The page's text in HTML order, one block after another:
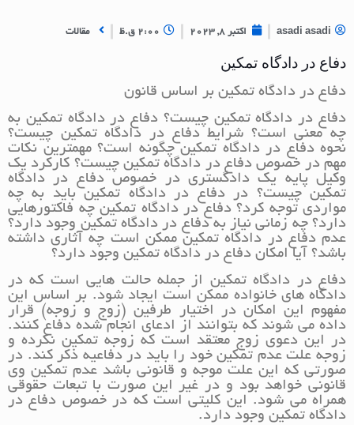
asadi asadi اکتبر 8, 2023 2:00 ق.ظ مقالات
دفاع در دادگاه تمکین
دفاع در دادگاه تمکین بر اساس قانون
دفاع در دادگاه تمکین چیست؟ دفاع در دادگاه تمکین به
چه معنی است؟ شرایط دفاع در دادگاه تمکین چیست؟
نحوه دفاع در دادگاه تمکین چگونه است؟ مهمترین نکات
مهم در خصوص دفاع در دادگاه تمکین چیست؟ کارکرد یک
وکیل پایه یک دادگستری در خصوص دفاع در دادگاه
تمکین چیست؟ در دفاع در دادگاه تمکین باید به چه
مواردی توجه کرد؟ دفاع در دادگاه تمکین چه فاکتورهایی
دارد؟ چه زمانی نیاز به دفاع در دادگاه تمکین وجود دارد؟
عدم دفاع در دادگاه تمکین ممکن است چه آثاری داشته
باشد؟ آیا امکان دفاع در دادگاه تمکین وجود دارد؟
دفاع در دادگاه تمکین از جمله حالت هایی است که در
دادگاه های خانواده ممکن است ایجاد شود. بر اساس این
مفهوم این امکان در اختیار طرفین (زوج و زوجه) قرار
داده می شوند که بتوانند از ادعای انجام شده دفاع کنند.
در این دعوی زوج معتقد است که زوجه تمکین نکرده و
زوجه علت عدم تمکین خود را باید در دفاعیه ذکر کند. در
صورتی که این علت موجه و قانونی باشد عدم تمکین وی
قانونی خواهد بود و در غیر این صورت با تبعات حقوقی
همراه می شود. این کلیتی است که در خصوص دفاع در
دادگاه تمکین وجود دارد.